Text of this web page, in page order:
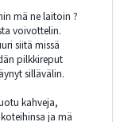
mä ne laitoin ?
voivottelin.
siitä missä
pilkkireput
sillävälin.
kahveja,
ja mä